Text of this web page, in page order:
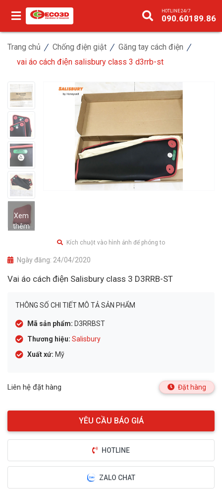
HOTLINE 24/7
090.60189.86
Trang chủ Chống điện giật
Găng tay cách điện
vai áo cách điện salisbury class 3 d3rrb-st
Xem
thêm
Kích chuột vào hình ảnh để phóng to
Ngày đăng: 24/04/2020
Vai áo cách điện Salisbury class 3 D3RRB-ST
THÔNG SỐ CHI TIẾT MÔ TẢ SẢN PHẨM
Mã sản phẩm: D3RRBST
Thương hiệu: Salisbury
Xuất xứ: Mỹ
Liên hệ đặt hàng Đặt hàng
HOTLINE
ZALO CHAT